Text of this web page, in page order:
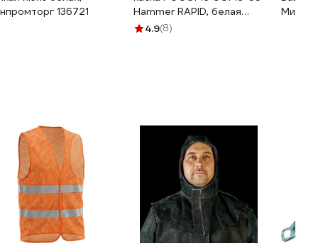
136721
Hammer RAPID, белая
77717
4.9(8)